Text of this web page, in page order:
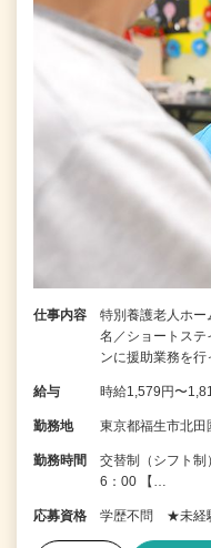
仕事内容
特別養護老人ホ
名／ショートステ
ンに援助業務を
給与 時給1,579円〜
勤務地 東京都福生市北
勤務時間
交替制（シフト
6：00 【…
応募資格 学歴不問 ★未経